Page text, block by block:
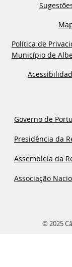
Política de
Município de
Governo de
Presidência da
Assembleia da
Associação
© 2025